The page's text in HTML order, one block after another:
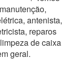
antenista,
reparos
de caixa
geral.